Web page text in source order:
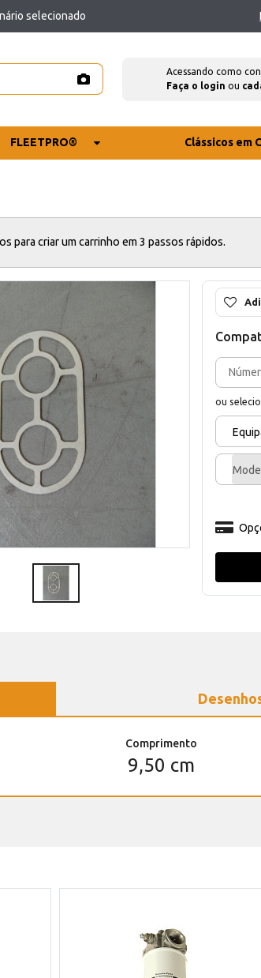
selecionado
Acessando como
Faça o login ou
FLEETPRO® Clássicos em
para criar um carrinho em 3 passos rápidos.
ou
Comprimento
9,50 cm